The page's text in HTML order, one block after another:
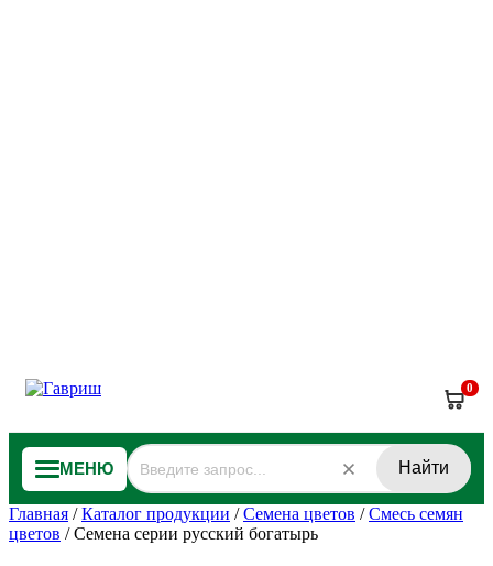
0
МЕНЮ Найти
Главная /Каталог продукции /Семена цветов /Смесь семян
цветов /Семена серии русский богатырь